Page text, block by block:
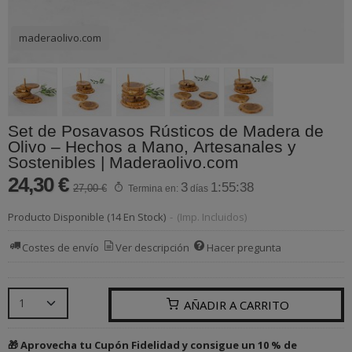
maderaolivo.com
Set de Posavasos Rústicos de Madera de
Olivo – Hechos a Mano, Artesanales y
Sostenibles | Maderaolivo.com
24,30 € 27,00 € Termina en: 3 días 1:55:38
Producto Disponible (14 En Stock) - (Imp. Incluidos)
Costes de envío Ver descripción Hacer pregunta
AÑADIR A CARRITO
🎁 Aprovecha tu Cupón Fidelidad y consigue un 10 % de